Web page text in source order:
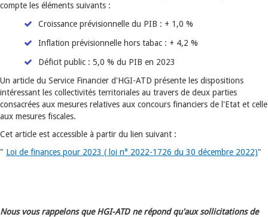
compte les éléments suivants :
Croissance prévisionnelle du PIB : + 1,0 %
Inflation prévisionnelle hors tabac : + 4,2 %
Déficit public : 5,0 % du PIB en 2023
Un article du Service Financier d'HGI-ATD présente les dispositions
intéressant les collectivités territoriales au travers de deux parties
consacrées aux mesures relatives aux concours financiers de l'Etat et celle
aux mesures fiscales.
Cet article est accessible à partir du lien suivant :
" Loi de finances pour 2023 ( loi n° 2022-1726 du 30 décembre 2022)"
Nous vous rappelons que HGI-ATD ne répond qu'aux sollicitations de